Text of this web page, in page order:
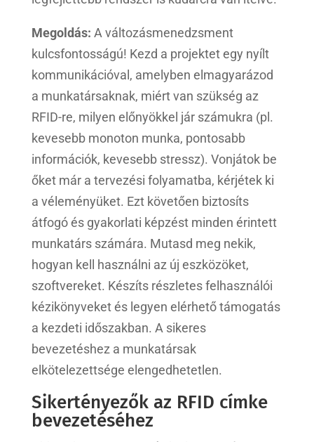
Megoldás: A változásmenedzsment
kulcsfontosságú! Kezd a projektet egy nyílt
kommunikációval, amelyben elmagyarázod
a munkatársaknak, miért van szükség az
RFID-re, milyen előnyökkel jár számukra (pl.
kevesebb monoton munka, pontosabb
információk, kevesebb stressz). Vonjátok be
őket már a tervezési folyamatba, kérjétek ki
a véleményüket. Ezt követően biztosíts
átfogó és gyakorlati képzést minden érintett
munkatárs számára. Mutasd meg nekik,
hogyan kell használni az új eszközöket,
szoftvereket. Készíts részletes felhasználói
kézikönyveket és legyen elérhető támogatás
a kezdeti időszakban. A sikeres
bevezetéshez a munkatársak
elkötelezettsége elengedhetetlen.
Sikertényezők az RFID címke
bevezetéséhez